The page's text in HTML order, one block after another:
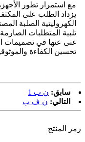
مع استمرار تطور
يزداد الطلب على
الكهروليتية الصلبة
تلبية المتطلبات
غنى عنها في تصميمات
تحسين الكفاءة
سابق: ن ب 1
التالي: ن ف ب
رمز المنتج